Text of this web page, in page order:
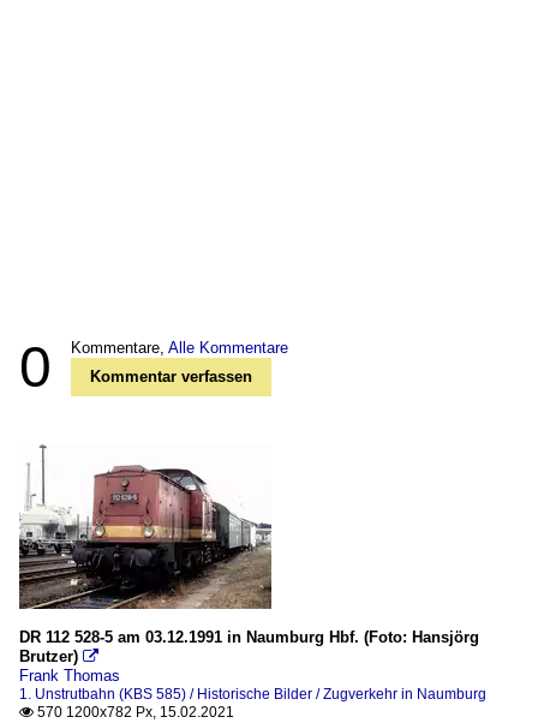
0 Kommentare, Alle Kommentare
Kommentar verfassen
DR 112 528-5 am 03.12.1991 in Naumburg Hbf. (Foto: Hansjörg
Brutzer) 
Frank Thomas
1. Unstrutbahn (KBS 585) / Historische Bilder / Zugverkehr in Naumburg
 570 1200x782 Px, 15.02.2021